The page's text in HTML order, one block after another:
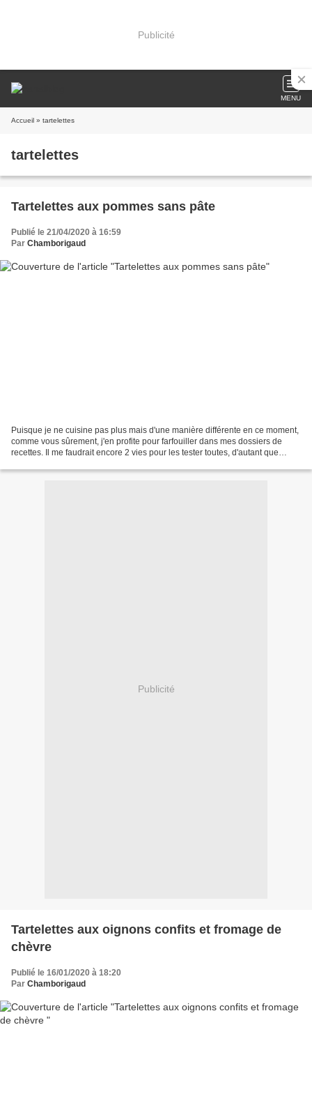
Publicité
MENU
Accueil » tartelettes
tartelettes
Tartelettes aux pommes sans pâte
Publié le 21/04/2020 à 16:59
Par Chamborigaud
Puisque je ne cuisine pas plus mais d'une manière différente en ce moment,
comme vous sûrement, j'en profite pour farfouiller dans mes dossiers de
recettes. Il me faudrait encore 2 vies pour les tester toutes, d'autant que
Publicité
Tartelettes aux oignons confits et fromage de
chèvre
Publié le 16/01/2020 à 18:20
Par Chamborigaud